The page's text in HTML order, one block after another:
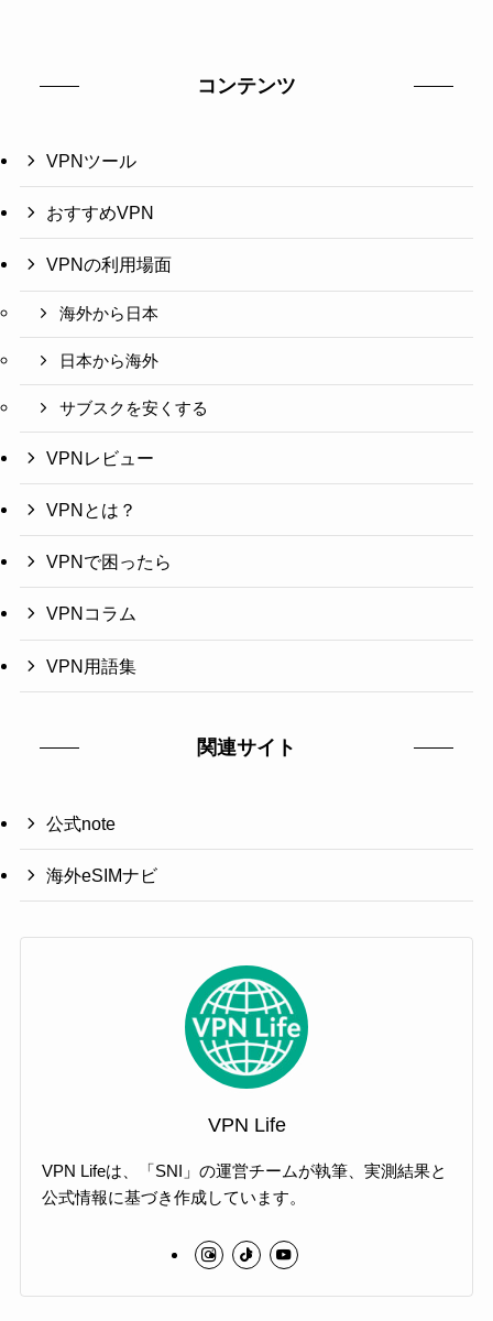
コンテンツ
VPNツール
おすすめVPN
VPNの利用場面
海外から日本
日本から海外
サブスクを安くする
VPNレビュー
VPNとは？
VPNで困ったら
VPNコラム
VPN用語集
関連サイト
公式note
海外eSIMナビ
VPN Life
VPN Lifeは、「SNI」の運営チームが執筆、実測結果と
公式情報に基づき作成しています。